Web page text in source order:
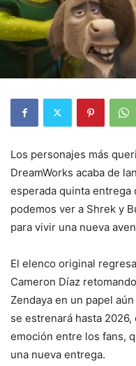
Los personajes más
DreamWorks acaba de
esperada quinta entrega
podemos ver a Shrek y
para vivir una nueva
El elenco original
Cameron Díaz
Zendaya en un papel
se estrenará hasta
emoción entre los fans,
una nueva entrega.